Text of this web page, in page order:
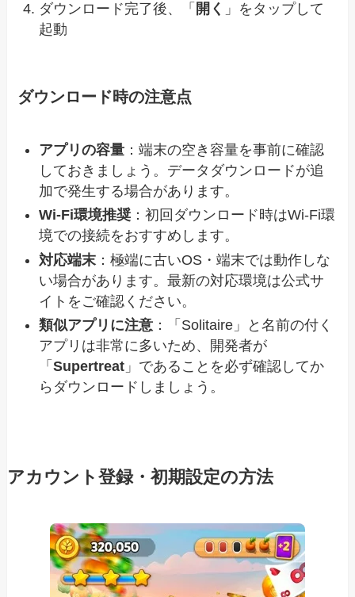
ダウンロード完了後、「 開く 」をタップして
起動
ダウンロード時の注意点
アプリの容量 ：端末の空き容量を事前に確認
しておきましょう。データダウンロードが追
加で発生する場合があります。
Wi-Fi環境推奨 ：初回ダウンロード時はWi-Fi環
境での接続をおすすめします。
対応端末 ：極端に古いOS・端末では動作しな
い場合があります。最新の対応環境は公式サ
イトをご確認ください。
類似アプリに注意 ：「Solitaire」と名前の付く
アプリは非常に多いため、開発者が
「Supertreat 」であることを必ず確認してか
らダウンロードしましょう。
アカウント登録・初期設定の方法